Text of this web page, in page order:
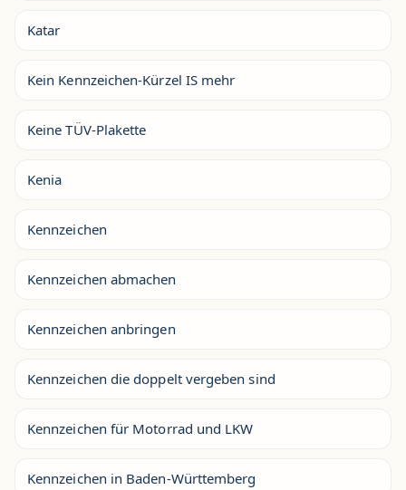
Katar
Kein Kennzeichen-Kürzel IS mehr
Keine TÜV-Plakette
Kenia
Kennzeichen
Kennzeichen abmachen
Kennzeichen anbringen
Kennzeichen die doppelt vergeben sind
Kennzeichen für Motorrad und LKW
Kennzeichen in Baden-Württemberg